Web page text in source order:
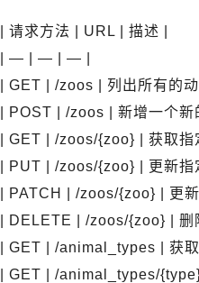
| 请求方法 | URL | 描述 |
| — | — | — |
| GET | /zoos | 列出所有的
| POST | /zoos | 新增一个新
| GET | /zoos/{zoo} | 获取指
| PUT | /zoos/{zoo} | 更新指
| PATCH | /zoos/{zoo} | 更
| DELETE | /zoos/{zoo} | 删
| GET | /animal_types | 获
| GET | /animal_types/